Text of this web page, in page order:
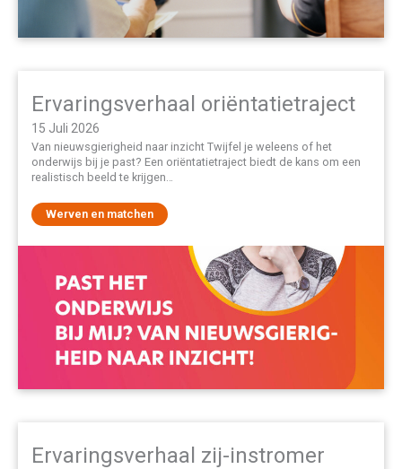
Ervaringsverhaal oriëntatietraject
15 Juli 2026
Van nieuwsgierigheid naar inzicht Twijfel je weleens of het
onderwijs bij je past? Een oriëntatietraject biedt de kans om een
realistisch beeld te krijgen…
Werven en matchen
Ervaringsverhaal zij-instromer